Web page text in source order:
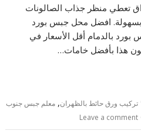
تعطي منظر جذاب الصالونات
بسهولة. افضل محل جبس بورد
بالدمام أقل الأسعار في
هذا بأفضل خامات…
تركيب ورق حائط بالظهران,معلم جبس جنوب
Leave a comment